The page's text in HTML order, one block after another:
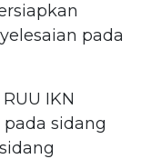
pada
IKN
sidang